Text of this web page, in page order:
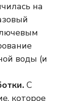
на
воды (и
С
которое